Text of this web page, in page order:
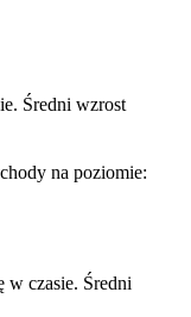
Średni wzrost
na poziomie:
w czasie. Średni